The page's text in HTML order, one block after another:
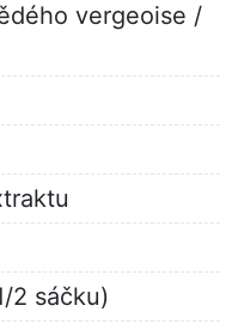
vergeoise /
2 sáčku)